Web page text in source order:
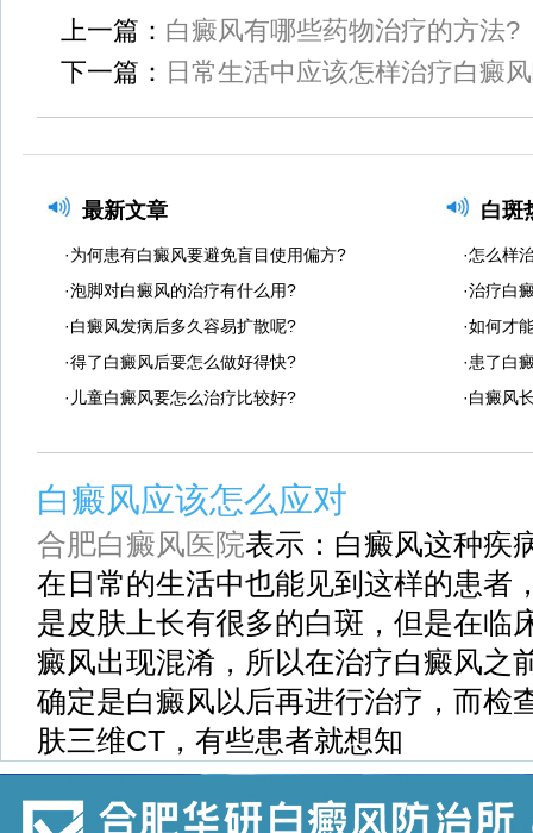
上一篇： 白癜风有哪些药物治疗的方法?
下一篇： 日常生活中应该怎样治疗白癜
最新文章
·为何患有白癜风要避免盲目使用偏方?
·泡脚对白癜风的治疗有什么用?
·白癜风发病后多久容易扩散呢?
·得了白癜风后要怎么做好得快?
·儿童白癜风要怎么治疗比较好?
白斑
·怎么样
·治疗白
·如何才
·患了白
·白癜风
白癜风应该怎么应对
合肥白癜风医院表示：白癜风这种疾
在日常的生活中也能见到这样的患者
是皮肤上长有很多的白斑，但是在临
癜风出现混淆，所以在治疗白癜风之
确定是白癜风以后再进行治疗，而检
肤三维CT，有些患者就想知